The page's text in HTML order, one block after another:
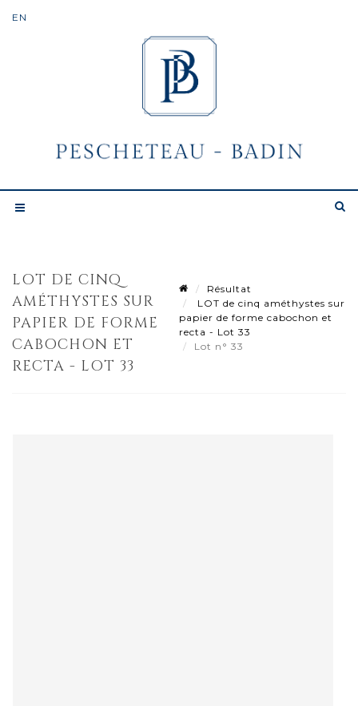
LOT DE CINQ
AMÉTHYSTES SUR
PAPIER DE FORME
CABOCHON ET
RECTA - LOT 33
Résultat
LOT de cinq améthystes sur
papier de forme cabochon et
recta - Lot 33
Lot n° 33